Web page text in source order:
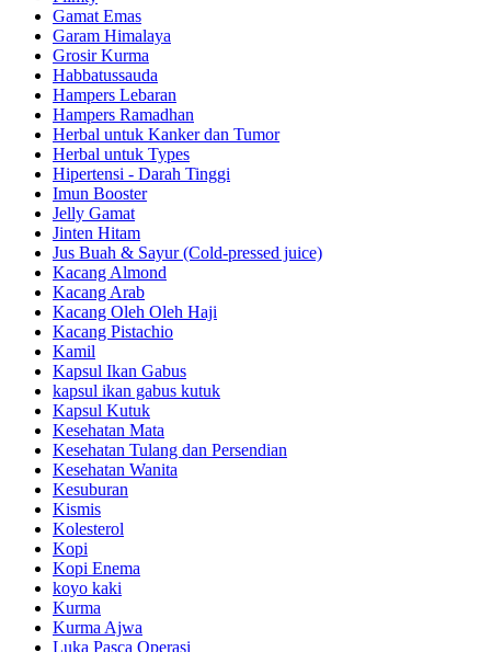
Gamat Emas
Garam Himalaya
Grosir Kurma
Habbatussauda
Hampers Lebaran
Hampers Ramadhan
Herbal untuk Kanker dan Tumor
Herbal untuk Types
Hipertensi - Darah Tinggi
Imun Booster
Jelly Gamat
Jinten Hitam
Jus Buah & Sayur (Cold-pressed juice)
Kacang Almond
Kacang Arab
Kacang Oleh Oleh Haji
Kacang Pistachio
Kamil
Kapsul Ikan Gabus
kapsul ikan gabus kutuk
Kapsul Kutuk
Kesehatan Mata
Kesehatan Tulang dan Persendian
Kesehatan Wanita
Kesuburan
Kismis
Kolesterol
Kopi
Kopi Enema
koyo kaki
Kurma
Kurma Ajwa
Luka Pasca Operasi